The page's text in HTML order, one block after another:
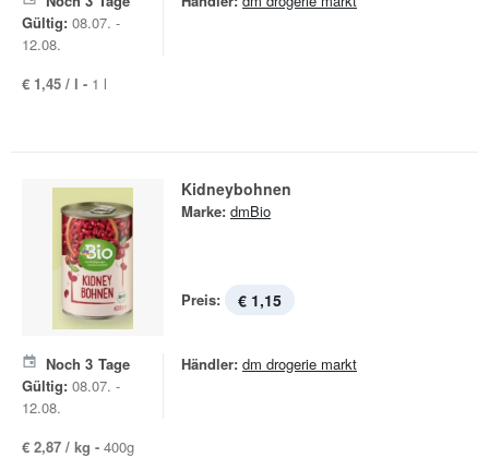
Gültig: 08.07. -
12.08.
€ 1,45 / l - 1 l
Kidneybohnen
Marke: dmBio
Preis: € 1,15
Noch 3 Tage
Gültig: 08.07. -
12.08.
Händler: dm drogerie markt
€ 2,87 / kg - 400g